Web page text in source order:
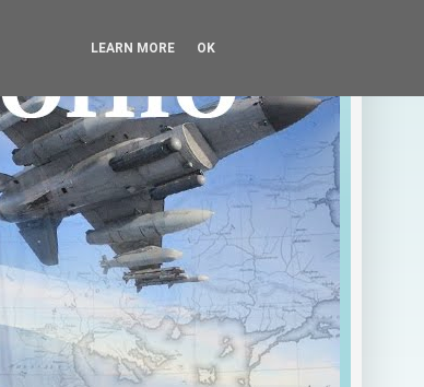
LEARN MORE OK